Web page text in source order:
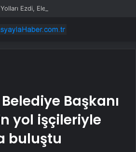
Başkanı
yol işçileriyle
buluştu